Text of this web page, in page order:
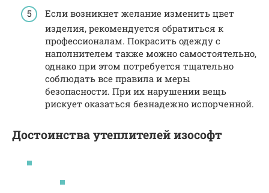
Если возникнет желание изменить цвет
изделия, рекомендуется обратиться к
профессионалам. Покрасить одежду с
наполнителем также можно самостоятельно,
однако при этом потребуется тщательно
соблюдать все правила и меры
безопасности. При их нарушении вещь
рискует оказаться безнадежно испорченной.
Достоинства утеплителей изософт